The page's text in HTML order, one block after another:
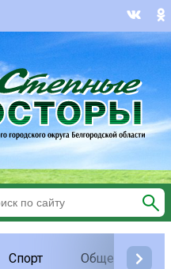
Спорт Общество